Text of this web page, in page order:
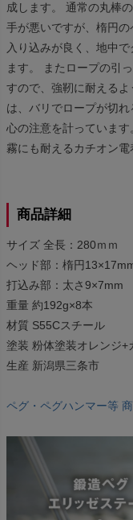
成します。 通常の丸棒
手が悪いですが、楕円
入り込みが良く、地中
ます。 またロープの引
すので、強靭に耐える
は、バリでロープが切
心の注意を計っていま
霧にも耐えるカチオン
商品詳細
サイズ 全長：280ｍｍ
ヘッド部：楕円
打込み部：太さ9×7mm
重量 約192g×8本
材質 S55Cスチール
塗装 粉体塗装オレンジ+
生産 新潟県三条市
ペグ・ペグハンマー等